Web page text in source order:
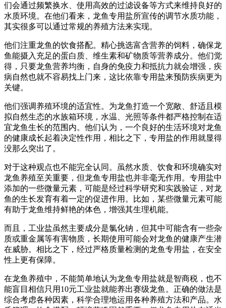
们会通过频繁换水、使用高效的过滤设备等方式来维持良好的
水质环境。在他们看来，龙鱼专用盐所宣传的调节水质功能，
其实很多可以通过常规的养殖方法来实现。
他们注重龙鱼的饮食搭配。精心挑选富含营养的饲料，确保龙
鱼能摄入充足的蛋白质、维生素和矿物质等营养成分。他们觉
得，只要龙鱼营养均衡，自身的免疫力和抵抗力就会增强，疾
病自然也就不容易找上门来，这比依靠专用盐来预防疾病更为
关键。
他们强调养殖环境的适宜性。为龙鱼打造一个宽敞、舒适且模
拟自然生态的水族箱环境，水温、光照等条件都严格控制在适
宜龙鱼生长的范围内。他们认为，一个良好的生活环境对龙鱼
的健康成长起着决定性作用，相比之下，专用盐的作用就显得
没那么突出了。
对于这种观点也不能完全认同。虽然水质、饮食和环境确实对
龙鱼养殖至关重要，但龙鱼专用盐也并非毫无作用。专用盐中
添加的一些微量元素，可能是经过科学研究和实践验证，对龙
鱼的生长发育有着一定的促进作用。比如，某些微量元素可能
有助于龙鱼维持鲜艳的体色，增强其生理机能。
而且，工业盐虽然主要成分是氯化钠，但其中可能含有一些杂
质或重金属等有害物质，长期使用可能会对龙鱼的健康产生潜
在威胁。相比之下，经过严格质量检测的龙鱼专用盐，在安全
性上更有保障。
在龙鱼养殖中，不能简单地认为龙鱼专用盐就是智商税，也不
能盲目相信只用10元工业盐就能养出赛级龙鱼。正确的做法是
综合考虑各种因素，科学合理地运用各种养殖方法和产品。水